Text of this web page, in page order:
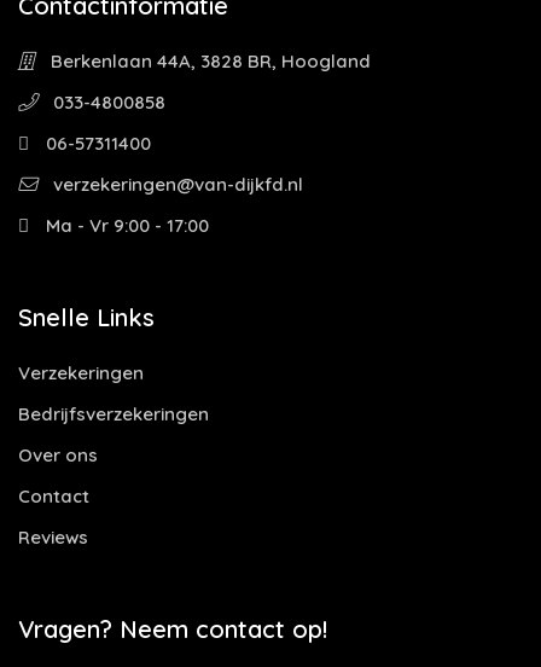
Berkenlaan 44A, 3828 BR, Hoogland
033-4800858
06-57311400
verzekeringen@van-dijkfd.nl
Ma - Vr 9:00 - 17:00
Snelle Links
Verzekeringen
Bedrijfsverzekeringen
Over ons
Contact
Reviews
Vragen? Neem contact op!